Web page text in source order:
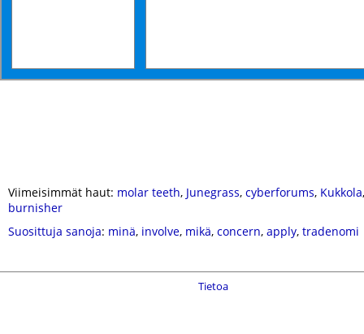
Viimeisimmät haut: molar teeth, Junegrass, cyberforums, Kukkola
burnisher
Suosittuja sanoja: minä, involve, mikä, concern, apply, tradenomi
Tietoa